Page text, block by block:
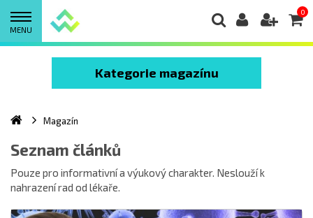
MENU
0
Kategorie magazínu
Magazín
Seznam článků
Pouze pro informativní a výukový charakter. Neslouží k
nahrazení rad od lékaře.